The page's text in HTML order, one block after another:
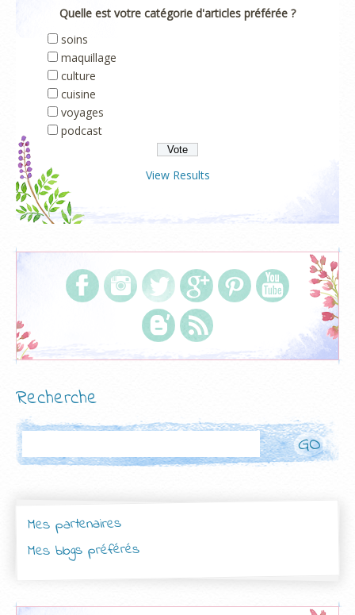
Quelle est votre catégorie d'articles préférée ?
soins
maquillage
culture
cuisine
voyages
podcast
View Results
Recherche
Mes partenaires
Mes blogs préférés